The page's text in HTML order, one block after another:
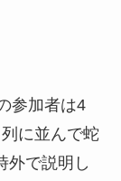
参加者は4
に並んで蛇
外で説明し